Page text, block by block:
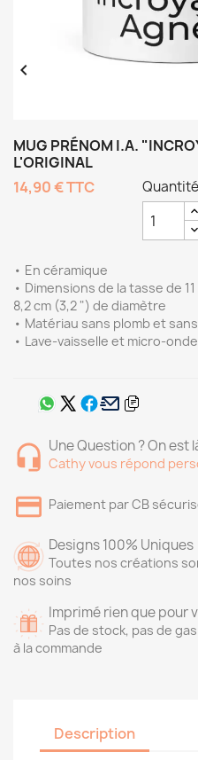

MUG PRÉNOM I.A.
L'ORIGINAL
14,90 €TTC
• En céramique
• Dimensions de la tasse de
8,2 cm (3,2 ") de diamètre
• Matériau sans plomb et sans
• Lave-vaisselle et micro-
Quantité
Une Question ? On est
Cathy vous répond
Paiement par CB
Designs 100% Uniques
Toutes nos créations
nos soins
Imprimé rien que pour
Pas de stock, pas de
à la commande
Description